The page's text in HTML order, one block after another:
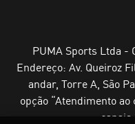
PUMA Sports Ltda -
Endereço: Av. Queiroz
andar, Torre A, São
opção “Atendimento